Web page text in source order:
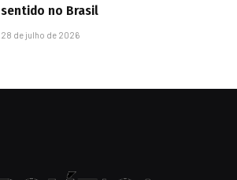
sentido no Brasil
28 de julho de 2026